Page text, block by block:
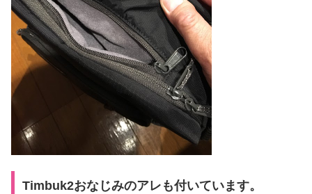
Timbuk2おなじみのアレも付いています。